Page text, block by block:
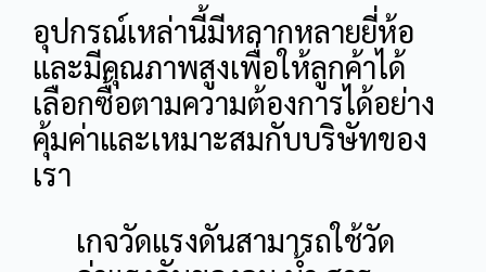
อุปกรณ์เหล่านี้มีหลากหลายยี่ห้อ
และมีคุณภาพสูงเพื่อให้ลูกค้าได้
เลือกซื้อตามความต้องการได้อย่าง
คุ้มค่าและเหมาะสมกับบริษัทของ
เรา
เกจวัดแรงดันสามารถใช้วัด